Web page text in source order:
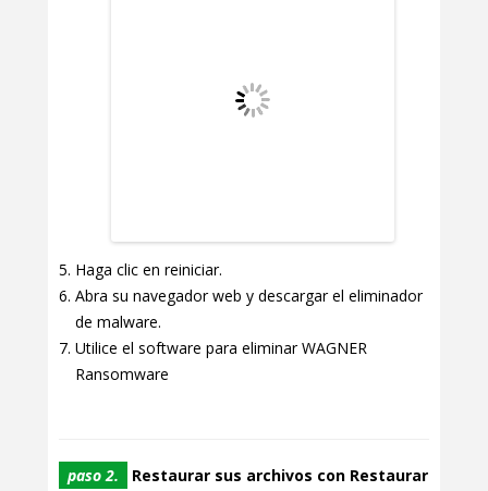
Haga clic en reiniciar.
Abra su navegador web y descargar el eliminador
de malware.
Utilice el software para eliminar WAGNER
Ransomware
paso 2. Restaurar sus archivos con Restaurar